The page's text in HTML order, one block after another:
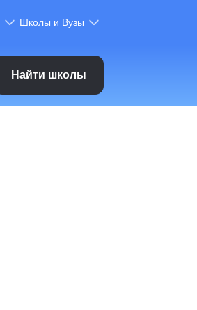
Школы и Вузы
Найти школы